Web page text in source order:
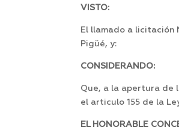
VISTO:
El llamado a licitación
Pigüé, y:
CONSIDERANDO:
Que, a la apertura de
el articulo 155 de la
EL HONORABLE